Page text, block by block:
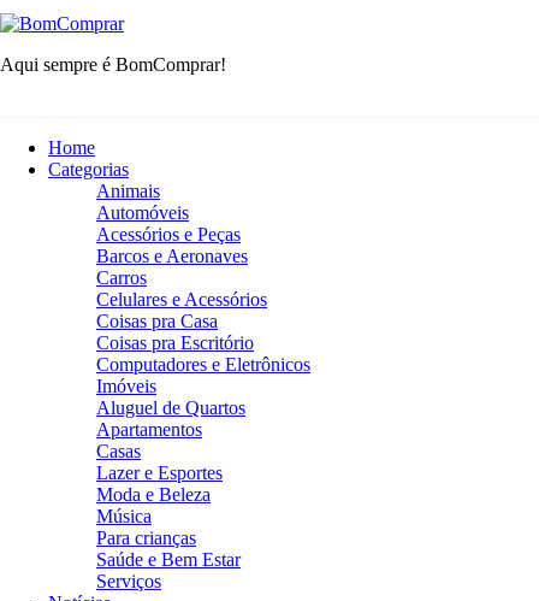
BomComprar
Aqui sempre é BomComprar!
Home
Categorias
Animais
Automóveis
Acessórios e Peças
Barcos e Aeronaves
Carros
Celulares e Acessórios
Coisas pra Casa
Coisas pra Escritório
Computadores e Eletrônicos
Imóveis
Aluguel de Quartos
Apartamentos
Casas
Lazer e Esportes
Moda e Beleza
Música
Para crianças
Saúde e Bem Estar
Serviços